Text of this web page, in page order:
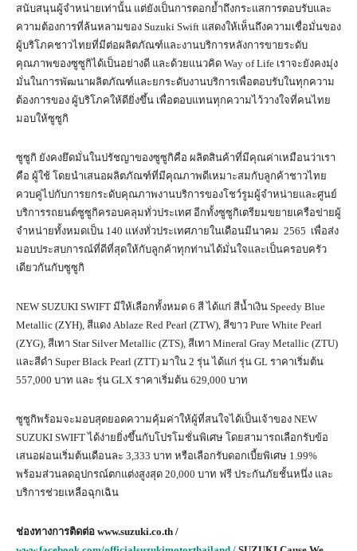
สนับสนุนผู้จำหน่ายเท่านั้น แต่ยังเป็นการตอกย้ำถึงกระแสการตอบรับและ
ความต้องการที่ล้นหลามของ Suzuki Swift แสดงให้เห็นถึงความเชื่อมั่นของ
ผู้บริโภคชาวไทยที่มีต่อผลิตภัณฑ์และงานบริการหลังการขายระดับ
คุณภาพของซูซูกิได้เป็นอย่างดี และด้วยแนวคิด Way of Life เราจะยังคงมุ่ง
มั่นในการพัฒนาผลิตภัณฑ์และยกระดับงานบริการเพื่อตอบรับในทุกความ
ต้องการของ ผู้บริโภคให้ดียิ่งขึ้น เพื่อตอบแทนทุกความไว้วางใจที่คนไทย
มอบให้ซูซูกิ
ซูซูกิ ยังคงยึดมั่นในปรัชญาของซูซูกิคือ ผลิตสินค้าที่มีคุณค่าเหมือนว่าเรา
คือ ผู้ใช้ โดยนำเสนอผลิตภัณฑ์ที่มีคุณภาพดีเหมาะสมกับลูกค้าชาวไทย
ควบคู่ไปกับการยกระดับคุณภาพงานบริการของโชว์รูมผู้จำหน่ายและศูนย์
บริการรถยนต์ซูซูกิครอบคลุมทั่วประเทศ อีกทั้งซูซูกิเตรียมขยายเครือข่ายผู้
จำหน่ายทั้งหมดเป็น 140 แห่งทั่วประเทศภายในเดือนมีนาคม 2565 เพื่อส่ง
มอบประสบการณ์ที่ดีที่สุดให้กับลูกค้าทุกท่านได้มั่นใจและเป็นครอบครัว
เดียวกันกับซูซูกิ
NEW SUZUKI SWIFT มีให้เลือกทั้งหมด 6 สี ได้แก่ สีน้ำเงิน Speedy Blue
Metallic (ZYH), สีแดง Ablaze Red Pearl (ZTW), สีขาว Pure White Pearl
(ZYG), สีเทา Star Silver Metallic (ZTS), สีเทา Mineral Gray Metallic (ZTU)
และสีดำ Super Black Pearl (ZTT) มาใน 2 รุ่น ได้แก่ รุ่น GL ราคาเริ่มต้น
557,000 บาท และ รุ่น GLX ราคาเริ่มต้น 629,000 บาท
ซูซูกิพร้อมจะมอบสุดยอดความคุ้มค่าให้ผู้ที่สนใจได้เป็นเจ้าของ NEW
SUZUKI SWIFT ได้ง่ายยิ่งขึ้นกับโปรโมชั่นพิเศษ โดยสามารถเลือกรับข้อ
เสนอผ่อนเริ่มต้นเดือนละ 3,333 บาท หรือเลือกรับดอกเบี้ยพิเศษ 1.99%
พร้อมส่วนลดอุปกรณ์ตกแต่งสูงสุด 20,000 บาท ฟรี ประกันภัยชั้นหนึ่ง และ
บริการช่วยเหลือฉุกเฉิน
ช่องทางการติดต่อ www.suzuki.co.th /